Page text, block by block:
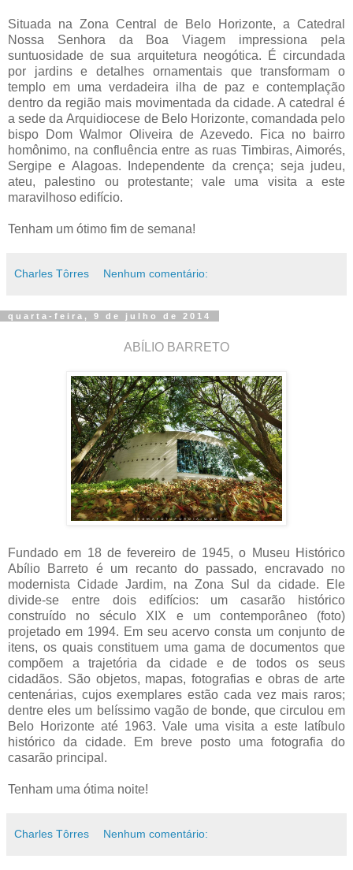
Situada na Zona Central de Belo Horizonte, a Catedral
Nossa Senhora da Boa Viagem impressiona pela
suntuosidade de sua arquitetura neogótica. É circundada
por jardins e detalhes ornamentais que transformam o
templo em uma verdadeira ilha de paz e contemplação
dentro da região mais movimentada da cidade. A catedral é
a sede da Arquidiocese de Belo Horizonte, comandada pelo
bispo Dom Walmor Oliveira de Azevedo. Fica no bairro
homônimo, na confluência entre as ruas Timbiras, Aimorés,
Sergipe e Alagoas. Independente da crença; seja judeu,
ateu, palestino ou protestante; vale uma visita a este
maravilhoso edifício.
Tenham um ótimo fim de semana!
Charles Tôrres Nenhum comentário:
quarta-feira, 9 de julho de 2014
ABÍLIO BARRETO
Fundado em 18 de fevereiro de 1945, o Museu Histórico
Abílio Barreto é um recanto do passado, encravado no
modernista Cidade Jardim, na Zona Sul da cidade. Ele
divide-se entre dois edifícios: um casarão histórico
construído no século XIX e um contemporâneo (foto)
projetado em 1994. Em seu acervo consta um conjunto de
itens, os quais constituem uma gama de documentos que
compõem a trajetória da cidade e de todos os seus
cidadãos. São objetos, mapas, fotografias e obras de arte
centenárias, cujos exemplares estão cada vez mais raros;
dentre eles um belíssimo vagão de bonde, que circulou em
Belo Horizonte até 1963. Vale uma visita a este latíbulo
histórico da cidade. Em breve posto uma fotografia do
casarão principal.
Tenham uma ótima noite!
Charles Tôrres Nenhum comentário: